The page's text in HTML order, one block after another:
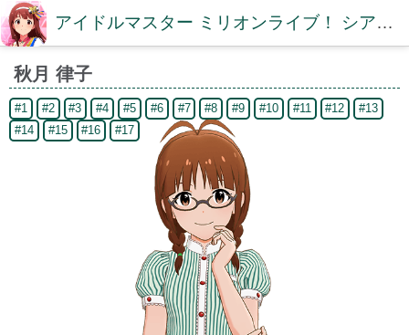
アイドルマスター ミリオンライブ！ シアターデイズDB【ミリシタDB】
秋月 律子
#1 #2 #3 #4 #5 #6 #7 #8 #9 #10 #11 #12
#13
#14
#15 #16 #17